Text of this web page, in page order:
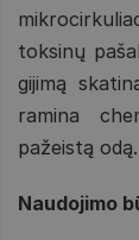
toksinų
gijimą
ramina
pažeistą odą.
Naudojimo